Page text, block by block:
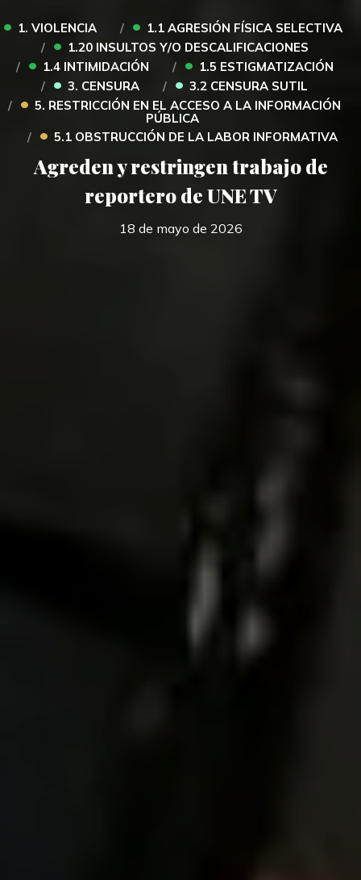
• 1. VIOLENCIA • 1.1 AGRESIÓN FÍSICA SELECTIVA
• 1.20 INSULTOS Y/O DESCALIFICACIONES
• 1.4 INTIMIDACIÓN • 1.5 ESTIGMATIZACIÓN
• 3. CENSURA • 3.2 CENSURA SUTIL
• 5. RESTRICCIÓN EN EL ACCESO A LA INFORMACIÓN
PÚBLICA
• 5.1 OBSTRUCCIÓN DE LA LABOR INFORMATIVA
Agreden y restringen trabajo de
reportero de UNE TV
18 de mayo de 2026